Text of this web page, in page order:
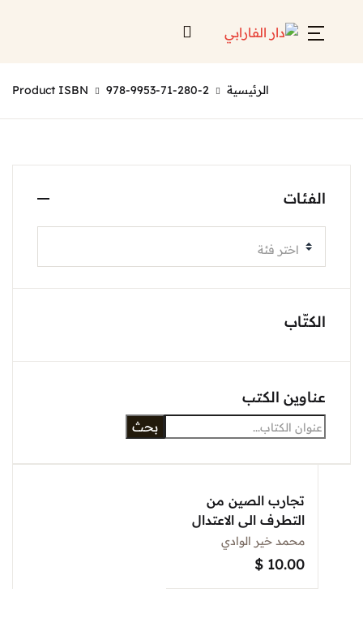
الرئيسية Product ISBN 978-9953-71-280-2
تجارب الصين من
التطرف الى الاعتدال
محمد خير الوادي
$ 10.00
الفئات
اختر فئة
الكتّاب
عناوين الكتب
بحث